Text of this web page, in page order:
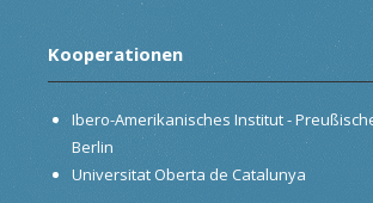
Kooperationen
Ibero-Amerikanisches Institut -
Berlin
Universitat Oberta de Catalunya